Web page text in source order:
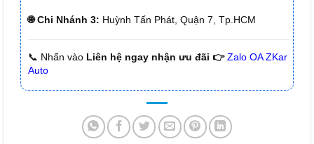
🌐 Chi Nhánh 3: Huỳnh Tấn Phát, Quận 7, Tp.HCM
📞 Nhấn vào Liên hệ ngay nhận ưu đãi 👉 Zalo OA ZKar
Auto